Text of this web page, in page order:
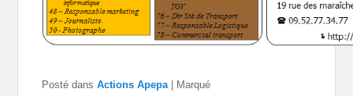
Posté dans Actions Apepa
Marqué